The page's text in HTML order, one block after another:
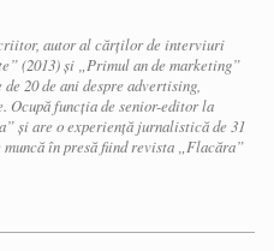
autor al cărților de interviuri
(2013) și „Primul an de marketing”
20 de ani despre advertising,
Ocupă funcția de senior-editor la
și are o experiență jurnalistică de 31
în presă fiind revista „Flacăra”